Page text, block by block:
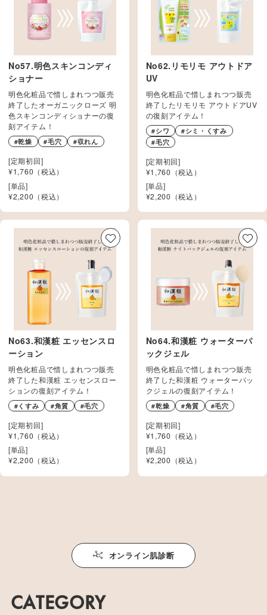
No57.明色スキンコンディ
ショナー
明色化粧品で惜しまれつつ販売
終了したオーガニックローズ 明
色スキンコンディショナーの復
刻アイテム！
#乾燥 #毛穴 #収れん
[定期初回]
¥1,760（税込）
[単品]
¥2,200 （税込）
No62.リモリモ アウトドア
UV
明色化粧品で惜しまれつつ販売
終了したリモリモ アウトドアUV
の復刻アイテム！
#シワ
#シミ・くすみ
#毛穴
[定期初回]
¥1,760（税込）
[単品]
¥2,200 （税込）
No63.和漢粧 エッセンスロ
ーション
明色化粧品で惜しまれつつ販売
終了した和漢粧 エッセンスロー
ションの復刻アイテム！
#くすみ #角質 #毛穴
[定期初回]
¥1,760（税込）
[単品]
¥2,200 （税込）
No64.和漢粧 ウォーターパ
ックジェル
明色化粧品で惜しまれつつ販売
終了した和漢粧 ウォーターパッ
クジェルの復刻アイテム！
#乾燥 #角質 #毛穴
[定期初回]
¥1,760（税込）
[単品]
¥2,200 （税込）
オンライン肌診断
CATEGORY